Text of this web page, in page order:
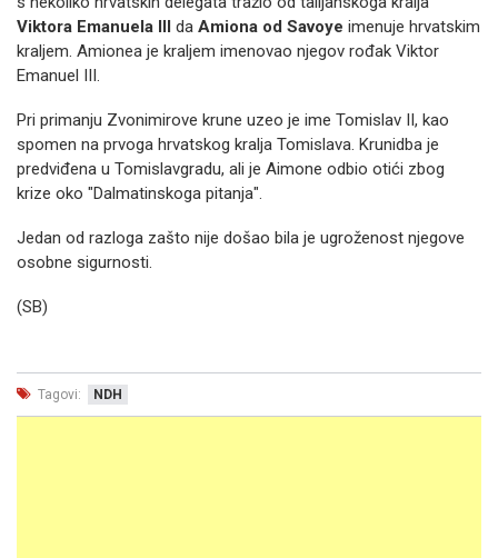
Viktora Emanuela III da Amiona od Savoye imenuje hrvatskim
kraljem. Amionea je kraljem imenovao njegov rođak Viktor
Emanuel III.
Pri primanju Zvonimirove krune uzeo je ime Tomislav II, kao
spomen na prvoga hrvatskog kralja Tomislava. Krunidba je
predviđena u Tomislavgradu, ali je Aimone odbio otići zbog
krize oko "Dalmatinskoga pitanja".
Jedan od razloga zašto nije došao bila je ugroženost njegove
osobne sigurnosti.
(SB)
Tagovi: NDH